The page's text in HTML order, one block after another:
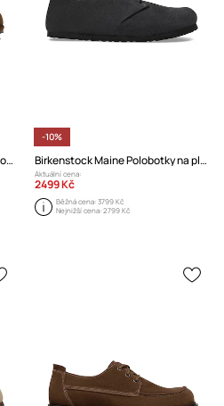
Birkenstock Utti Lace LEVE polobotky dámské semišové
-10%
Birkenstock Maine Polobotky na plochém podpatku semišové
Aktuální cena:
2499 Kč
Běžná cena:3799 Kč
Nejnižší cena:2799 Kč